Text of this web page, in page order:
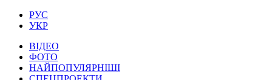
РУС
УКР
ВІДЕО
ФОТО
НАЙПОПУЛЯРНІШІ